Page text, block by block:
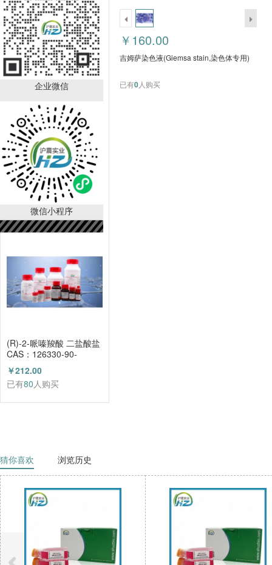
企业微信
微信小程序
Boc-D-4-氯苯丙氨酸
CAS：57292-44-1
（HZ52015591）
￥392.00
已有88人购买
DL-苯甘氨酸 CAS号：
2835-06-
5（HZ52000788）
￥150.00
80人购买
(R)-2-哌嗪羧酸 二盐酸盐
CAS：126330-90-
3（HZ52003684）
￥212.00
已有80人购买
￥160.00
吉姆萨染色液(Giemsa stain,染色体专用)
已有0人购买
猜你喜欢 浏览历史